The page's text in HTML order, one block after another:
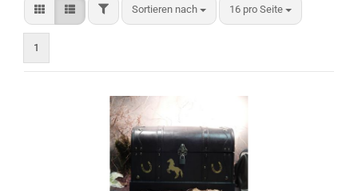
FILTERSortieren nach
Sortieren nach 16 pro Seite
pro Seite
1